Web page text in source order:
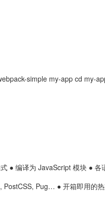
simple my-app cd my-
● 编译为 JavaScript 模块 ●
PostCSS, Pug… ● 开箱即用的